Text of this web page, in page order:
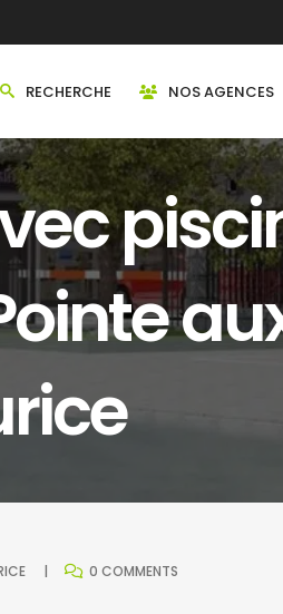
RECHERCHE NOS AGENCES
0 COMMENTS